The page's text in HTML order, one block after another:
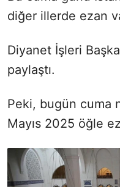
diğer illerde ezan
Diyanet İşleri
paylaştı.
Peki, bugün cuma
Mayıs 2025 öğle